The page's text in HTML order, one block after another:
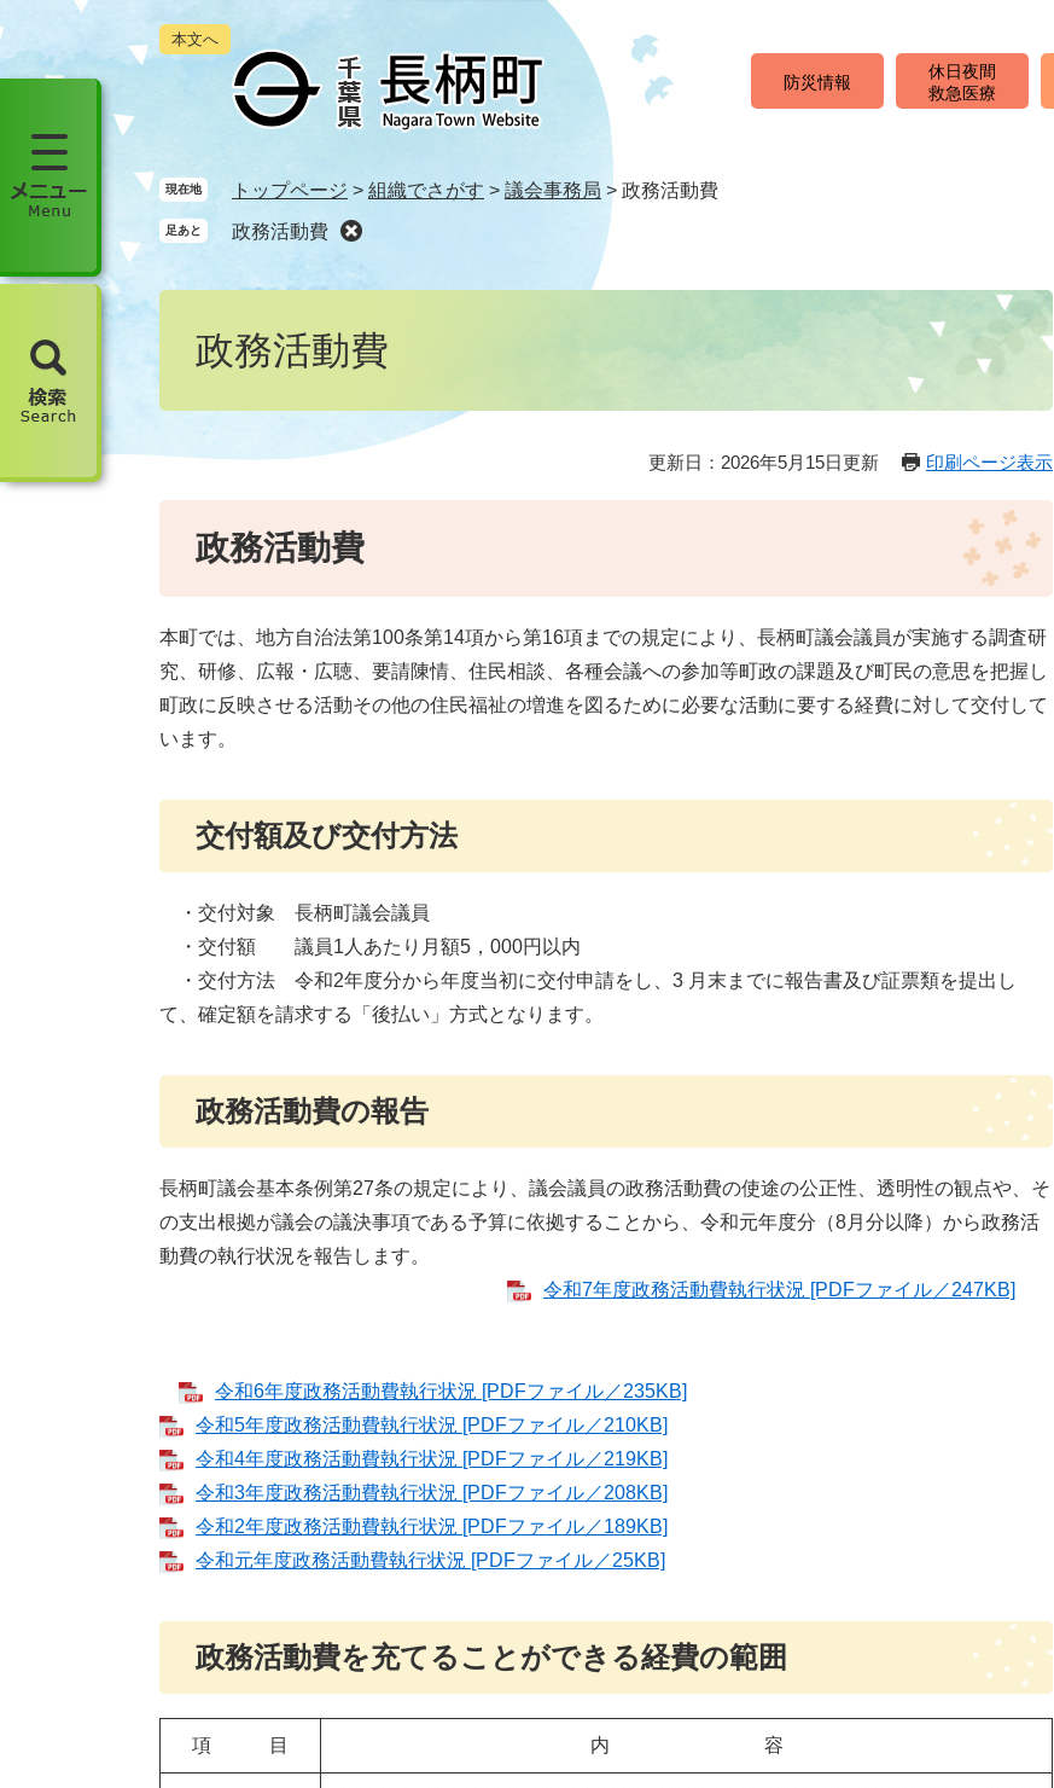
ー
で
ニ
ば
本
本文へ
防災情報
休日夜間
救急医療
メ
ー
開
現在地 トップページ > 組織でさがす > 議会事務局 > 政務活動費
足あと 政務活動費
政務活動費
更新日：2026年5月15日更新 印刷ページ表示
政務活動費
本町では、地方自治法第100条第14項から第16項までの規定により、長柄町議会議員が実施する調査研
究、研修、広報・広聴、要請陳情、住民相談、各種会議への参加等町政の課題及び町民の意思を把握し
町政に反映させる活動その他の住民福祉の増進を図るために必要な活動に要する経費に対して交付して
います。
交付額及び交付方法
・交付対象 長柄町議会議員
・交付額 議員1人あたり月額5，000円以内
・交付方法 令和2年度分から年度当初に交付申請をし、3 月末までに報告書及び証票類を提出し
て、確定額を請求する「後払い」方式となります。
政務活動費の報告
長柄町議会基本条例第27条の規定により、議会議員の政務活動費の使途の公正性、透明性の観点や、そ
の支出根拠が議会の議決事項である予算に依拠することから、令和元年度分（8月分以降）から政務活
動費の執行状況を報告します。
令和7年度政務活動費執行状況 [PDFファイル／247KB]
令和6年度政務活動費執行状況 [PDFファイル／235KB]
令和5年度政務活動費執行状況 [PDFファイル／210KB]
令和4年度政務活動費執行状況 [PDFファイル／219KB]
令和3年度政務活動費執行状況 [PDFファイル／208KB]
令和2年度政務活動費執行状況 [PDFファイル／189KB]
令和元年度政務活動費執行状況 [PDFファイル／25KB]
政務活動費を充てることができる経費の範囲
項 目 内 容